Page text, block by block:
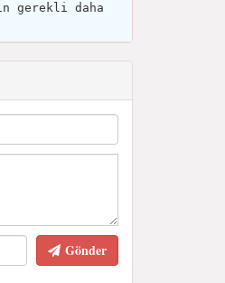
gerekli daha
Gönder